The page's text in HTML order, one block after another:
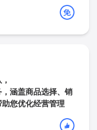
涵盖商品选择、销
您优化经营管理